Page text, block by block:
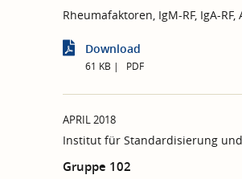
Rheumafaktoren, IgM-RF, IgA-RF,
Download
61 KB PDF
APRIL 2018
Institut für Standardisierung
Gruppe 102